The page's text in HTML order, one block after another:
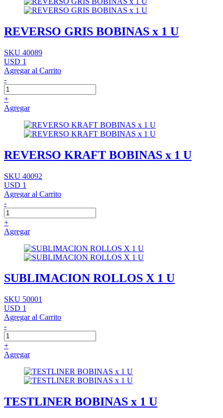
REVERSO GRIS BOBINAS x 1 U
SKU 40089
USD 1
Agregar al Carrito
-
+
Agregar
REVERSO KRAFT BOBINAS x 1 U
SKU 40092
USD 1
Agregar al Carrito
-
+
Agregar
SUBLIMACION ROLLOS X 1 U
SKU 50001
USD 1
Agregar al Carrito
-
+
Agregar
TESTLINER BOBINAS x 1 U